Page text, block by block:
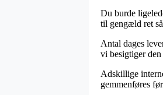
Du burde
til gengæld ret
Antal dages
vi besigtiger
Adskillige
gemmenføres